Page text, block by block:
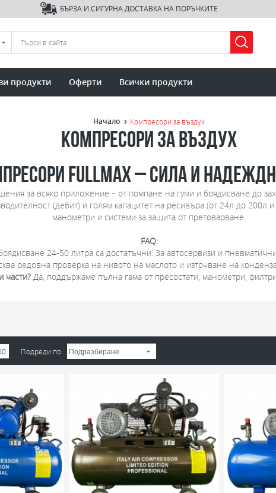
БЪРЗА И СИГУРНА ДОСТАВКА НА ПОРЪЧКИТЕ
продукти Оферти Всички продукти
Начало Компресори за въздух
Компресори за въздух
Fullmax – Сила и
за всяко приложение – от помпане на гуми и боядисване до
(дебит) и голям капацитет на ресивъра (от 24л до
манометри и системи за защита от претоварване.
FAQ:
24-50 литра са достатъчни. За автосервизи и
редовна проверка на нивото на маслото и източване на
части?Да, поддържаме пълна гама от пресостати, манометри,
Подреди по: